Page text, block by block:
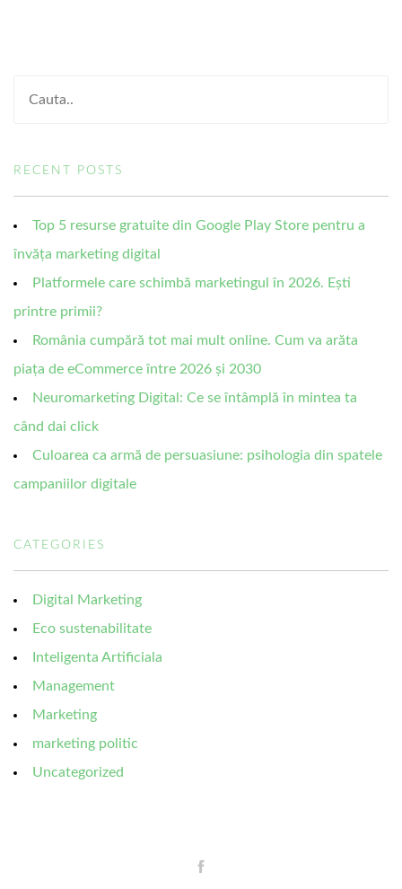
RECENT POSTS
Top 5 resurse gratuite din Google Play Store pentru a
învăța marketing digital
Platformele care schimbă marketingul în 2026. Ești
printre primii?
România cumpără tot mai mult online. Cum va arăta
piața de eCommerce între 2026 și 2030
Neuromarketing Digital: Ce se întâmplă în mintea ta
când dai click
Culoarea ca armă de persuasiune: psihologia din spatele
campaniilor digitale
CATEGORIES
Digital Marketing
Eco sustenabilitate
Inteligenta Artificiala
Management
Marketing
marketing politic
Uncategorized